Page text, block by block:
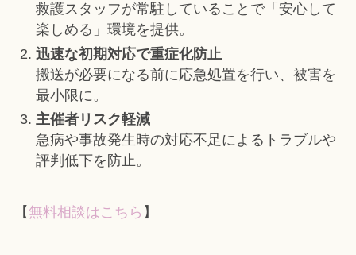
救護スタッフが常駐していることで「安心して
楽しめる」環境を提供。
迅速な初期対応で重症化防止
搬送が必要になる前に応急処置を行い、被害を
最小限に。
主催者リスク軽減
急病や事故発生時の対応不足によるトラブルや
評判低下を防止。
【無料相談はこちら 】